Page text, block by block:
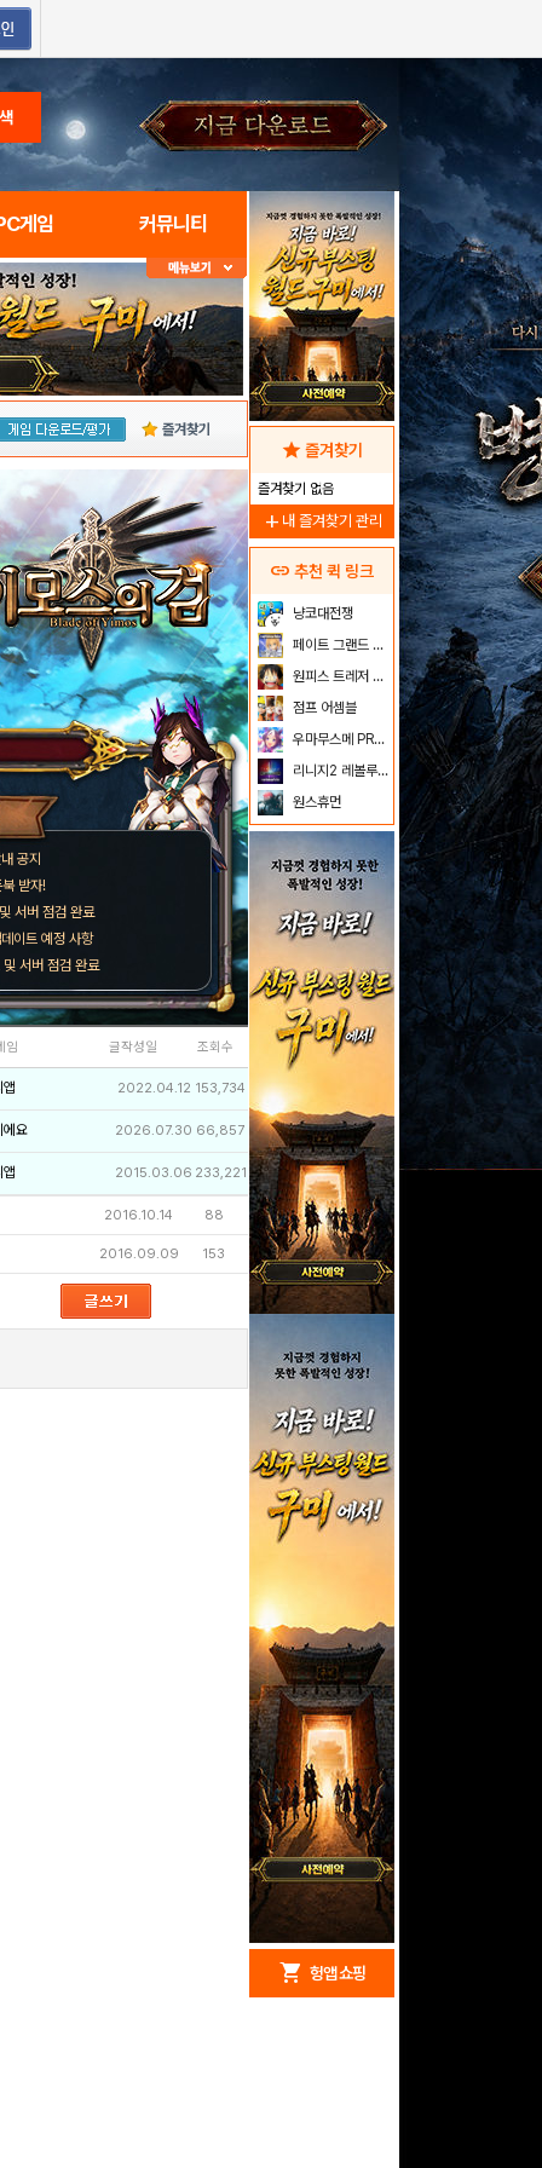
게임 커뮤니티
즐겨찾기
공지
받자!
서버 점검 완료
이트 예정 사항
서버 점검 완료
임 글작성일 조회수
앱 2022.04.12 153,734
에요 2026.07.30 66,857
앱 2015.03.06 233,221
2016.10.14 88
2016.09.09 153
star 즐겨찾기
즐겨찾기 없음
add 내 즐겨찾기 관리
link 추천 퀵 링크
냥코대전쟁
페이트 그랜드 오더
원피스 트레저 크루즈
점프 어셈블
우마무스메 PRETTY DERBY
리니지2 레볼루션
원스휴먼
shopping_cart 헝앱 쇼핑